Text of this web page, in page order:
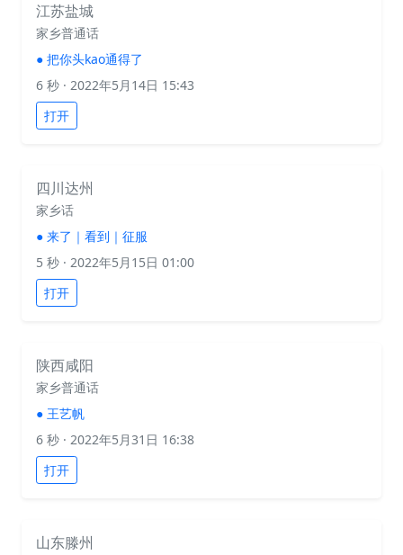
江苏盐城
家乡普通话
● 把你头kao通得了
6 秒 · 2022年5月14日 15:43
打开
四川达州
家乡话
● 来了｜看到｜征服
5 秒 · 2022年5月15日 01:00
打开
陕西咸阳
家乡普通话
● 王艺帆
6 秒 · 2022年5月31日 16:38
打开
山东滕州